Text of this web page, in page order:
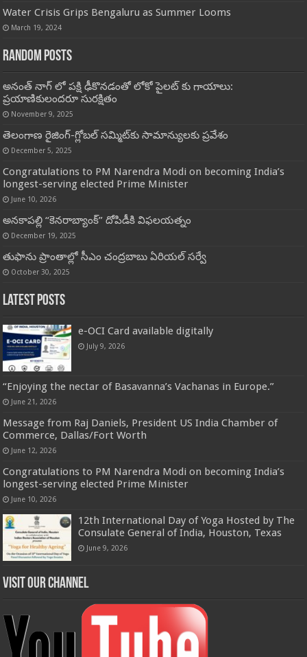
Water Crisis Grips Bengaluru as Summer Looms
March 19, 2024
Random Posts
అనంత్ నాగ్ లో పక్షి ఢీకొనడంతో లోకో పైలట్ కు గాయాలు:
ప్రయాణికులందరూ సురక్షితం
November 9, 2025
తెలంగాణ రైజింగ్‌-గ్లోబల్‌ సమ్మిట్‌కు సామాన్యులకు ప్రవేశం
December 5, 2025
Congratulations to PM Narendra Modi on becoming India’s
longest-serving elected Prime Minister
June 10, 2026
అనకాపల్లి “కెనరాబ్యాంక్” దోపిడీకి విఫలయత్నం
December 19, 2025
తుఫాను ప్రాంతాల్లో సీఎం చంద్రబాబు ఏరియల్‌ సర్వే
October 30, 2025
Latest Posts
e-OCI Card available digitally
July 9, 2026
“Enjoying the nectar of Basavanna’s Vachanas in Europe.”
June 21, 2026
Message from Raj Daniels, President US India Chamber of
Commerce, Dallas/Fort Worth
June 12, 2026
Congratulations to PM Narendra Modi on becoming India’s
longest-serving elected Prime Minister
June 10, 2026
12th International Day of Yoga Hosted by The
Consulate General of India, Houston, Texas
June 9, 2026
Visit our Channel